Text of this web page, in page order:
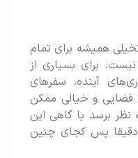
برای تمام
برای بسیاری از
آینده، سفرهای
و خیالی ممکن
یا گاهی این
پس کجای چنین